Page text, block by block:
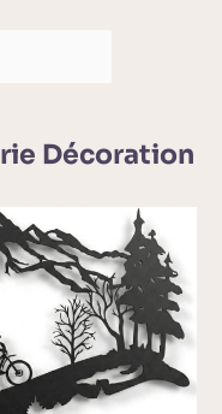
Décoration